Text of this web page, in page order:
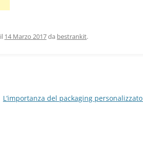
il 14 Marzo 2017da bestrankit.
L’importanza del packaging personalizzato